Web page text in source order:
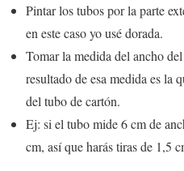
Pintar los tubos por la parte
en este caso yo usé dorada.
Tomar la medida del ancho
resultado de esa medida es la
del tubo de cartón.
Ej: si el tubo mide 6 cm de
cm, así que harás tiras de 1,5